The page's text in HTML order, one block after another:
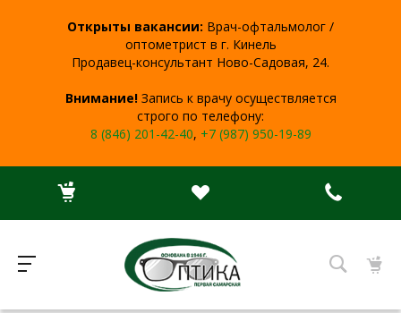
Открыты вакансии: Врач-офтальмолог /
оптометрист в г. Кинель
Продавец-консультант Ново-Садовая, 24.
Внимание!Запись к врачу осуществляется
строго по телефону:
8 (846) 201-42-40, +7 (987) 950-19-89